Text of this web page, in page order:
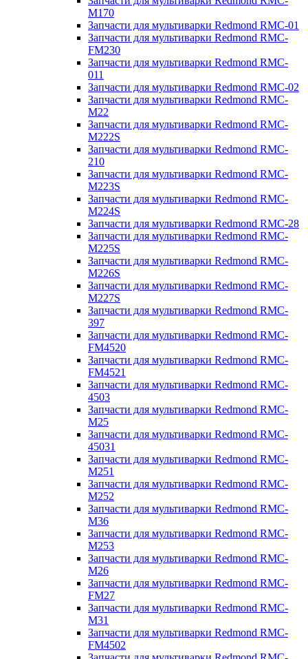
M170
Запчасти для мультиварки Redmond RMC-01
Запчасти для мультиварки Redmond RMC-
FM230
Запчасти для мультиварки Redmond RMC-
011
Запчасти для мультиварки Redmond RMC-02
Запчасти для мультиварки Redmond RMC-
M22
Запчасти для мультиварки Redmond RMC-
M222S
Запчасти для мультиварки Redmond RMC-
210
Запчасти для мультиварки Redmond RMC-
M223S
Запчасти для мультиварки Redmond RMC-
M224S
Запчасти для мультиварки Redmond RMC-28
Запчасти для мультиварки Redmond RMC-
M225S
Запчасти для мультиварки Redmond RMC-
M226S
Запчасти для мультиварки Redmond RMC-
M227S
Запчасти для мультиварки Redmond RMC-
397
Запчасти для мультиварки Redmond RMC-
FM4520
Запчасти для мультиварки Redmond RMC-
FM4521
Запчасти для мультиварки Redmond RMC-
4503
Запчасти для мультиварки Redmond RMC-
M25
Запчасти для мультиварки Redmond RMC-
45031
Запчасти для мультиварки Redmond RMC-
M251
Запчасти для мультиварки Redmond RMC-
M252
Запчасти для мультиварки Redmond RMC-
M36
Запчасти для мультиварки Redmond RMC-
M253
Запчасти для мультиварки Redmond RMC-
M26
Запчасти для мультиварки Redmond RMC-
FM27
Запчасти для мультиварки Redmond RMC-
M31
Запчасти для мультиварки Redmond RMC-
FM4502